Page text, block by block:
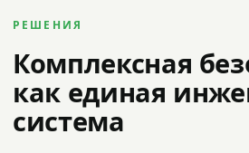
РЕШЕНИЯ
Комплексная
как единая
система